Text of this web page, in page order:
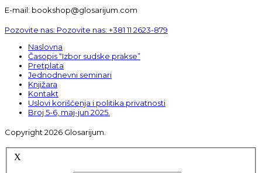
E-mail: bookshop@glosarijum.com
Pozovite nas: Pozovite nas: +381 11 2623-879
Naslovna
Časopis “Izbor sudske prakse”
Pretplata
Jednodnevni seminari
Knjižara
Kontakt
Uslovi korišćenja i politika privatnosti
Broj 5-6, maj-jun 2025.
Copyright 2026 Glosarijum.
X